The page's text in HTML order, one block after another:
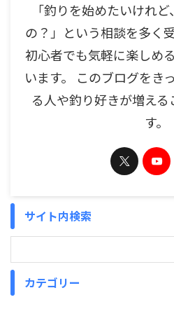
「釣りを始めたいけれ
の？」という相談を多く
初心者でも気軽に楽しめ
います。 このブログをき
る人や釣り好きが増え
す。
サイト内検索
カテゴリー